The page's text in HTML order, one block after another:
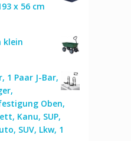
x 56 cm
klein
1 Paar J-Bar,
Oben,
Kanu, SUP,
SUV, Lkw, 1